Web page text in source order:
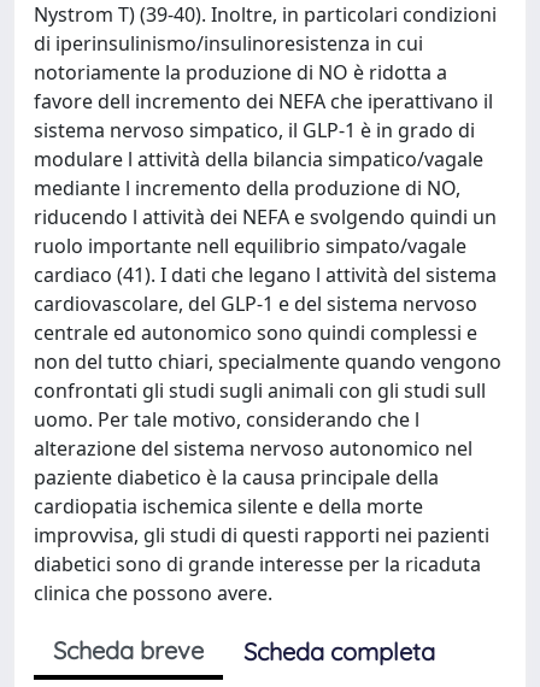
Nystrom T) (39-40). Inoltre, in particolari condizioni
di iperinsulinismo/insulinoresistenza in cui
notoriamente la produzione di NO è ridotta a
favore dell incremento dei NEFA che iperattivano il
sistema nervoso simpatico, il GLP-1 è in grado di
modulare l attività della bilancia simpatico/vagale
mediante l incremento della produzione di NO,
riducendo l attività dei NEFA e svolgendo quindi un
ruolo importante nell equilibrio simpato/vagale
cardiaco (41). I dati che legano l attività del sistema
cardiovascolare, del GLP-1 e del sistema nervoso
centrale ed autonomico sono quindi complessi e
non del tutto chiari, specialmente quando vengono
confrontati gli studi sugli animali con gli studi sull
uomo. Per tale motivo, considerando che l
alterazione del sistema nervoso autonomico nel
paziente diabetico è la causa principale della
cardiopatia ischemica silente e della morte
improvvisa, gli studi di questi rapporti nei pazienti
diabetici sono di grande interesse per la ricaduta
clinica che possono avere.
Scheda breve
Scheda completa